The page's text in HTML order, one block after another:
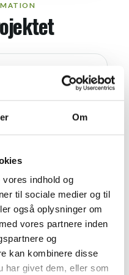
Om
indhold og
til sociale medier og til
også oplysninger om
vores partnere inden
og
kan kombinere disse
har givet dem, eller som
Ø
boliger